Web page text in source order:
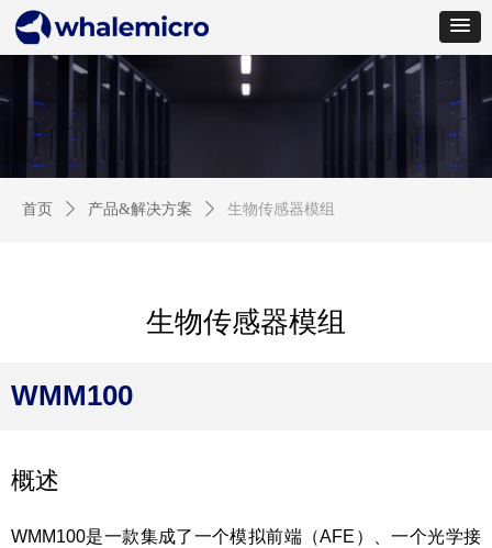
生物传感器模组
首页 ꄲ 产品&解决方案 ꄲ 生物传感器模组
WMM100
概述
WMM100是一款集成了一个模拟前端（AFE）、一个光学接